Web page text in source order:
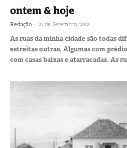
ontem & hoje
Redação - 21 de Setembro, 2012
As ruas da minha cidade são todas
estreitas outras. Algumas com
com casas baixas e atarracadas. As